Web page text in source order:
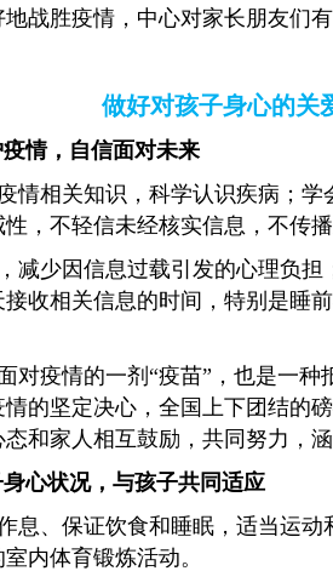
地战胜疫情，中心对家长朋友们
做好对孩子身心的关
情，自信面对未来
情相关知识，科学认识疾病；
，不轻信未经核实信息，不传播
减少因信息过载引发的心理负
收相关信息的时间，特别是睡
对疫情的一剂“疫苗”，也是一种
的坚定决心，全国上下团结的
和家人相互鼓励，共同努力，
心状况，与孩子共同适应
息、保证饮食和睡眠，适当运
内体育锻炼活动。